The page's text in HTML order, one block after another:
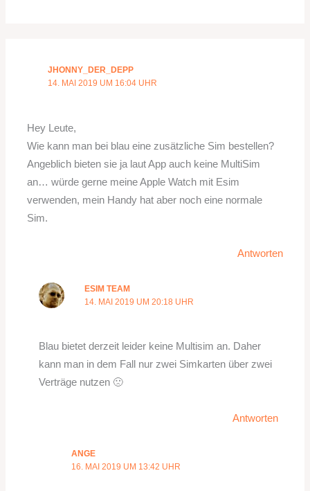
JHONNY_DER_DEPP
14. MAI 2019 UM 16:04 UHR
Hey Leute,
Wie kann man bei blau eine zusätzliche Sim bestellen?
Angeblich bieten sie ja laut App auch keine MultiSim
an… würde gerne meine Apple Watch mit Esim
verwenden, mein Handy hat aber noch eine normale
Sim.
Antworten
ESIM TEAM
14. MAI 2019 UM 20:18 UHR
Blau bietet derzeit leider keine Multisim an. Daher
kann man in dem Fall nur zwei Simkarten über zwei
Verträge nutzen 🙁
Antworten
ANGE
16. MAI 2019 UM 13:42 UHR